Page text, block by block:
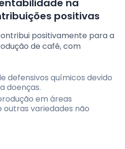
na
positivas
positivamente para a
de café, com
defensivos químicos devido
doenças.
em áreas
outras variedades não